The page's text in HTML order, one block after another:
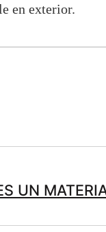
en exterior.
UN